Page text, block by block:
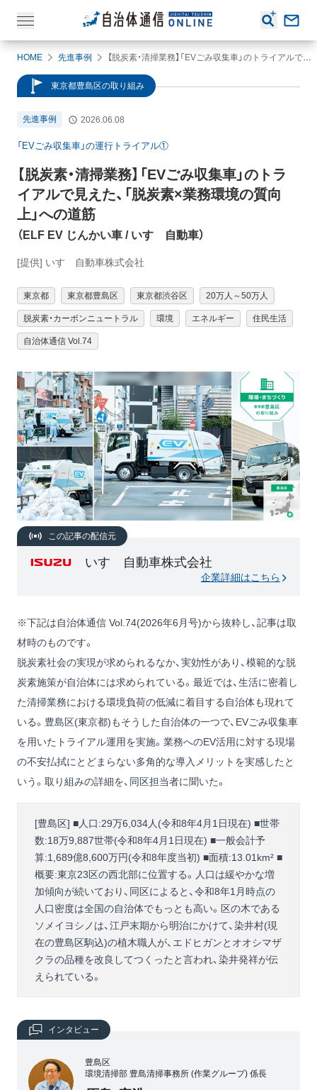
HOME 先進事例 【脱炭素・清掃業務】「EVごみ収集車」のトライアルで見えた、「脱炭素×業務環境の質向上」への道筋（ELF EV じんかい車 / いすゞ自動車）
東京都豊島区の取り組み
先進事例 2026.06.08
「EVごみ収集車」の運行トライアル①
【脱炭素・清掃業務】 「EVごみ収集車」のトラ
イアルで見えた、「脱炭素×業務環境の質向
上」への道筋
（ ELF EV じんかい車 / いすゞ自動車）
[提供] いすゞ自動車株式会社
東京都 東京都豊島区 東京都渋谷区 20万人～50万人
脱炭素・カーボンニュートラル 環境 エネルギー 住民生活
自治体通信 Vol.74
この記事の配信元
いすゞ自動車株式会社
企業詳細はこちら
※下記は自治体通信 Vol.74(2026年6月号)から抜粋し、記事は取
材時のものです。
脱炭素社会の実現が求められるなか、実効性があり、模範的な脱
炭素施策が自治体には求められている。最近では、生活に密着し
た清掃業務における環境負荷の低減に着目する自治体も現れて
いる。豊島区(東京都)もそうした自治体の一つで、EVごみ収集車
を用いたトライアル運用を実施。業務へのEV活用に対する現場
の不安払拭にとどまらない多角的な導入メリットを実感したと
いう。取り組みの詳細を、同区担当者に聞いた。
[豊島区] ■人口:29万6,034人(令和8年4月1日現在) ■世帯
数:18万9,887世帯(令和8年4月1日現在) ■一般会計予
算:1,689億8,600万円(令和8年度当初) ■面積:13.01km² ■
概要:東京23区の西北部に位置する。人口は緩やかな増
加傾向が続いており、同区によると、令和8年1月時点の
人口密度は全国の自治体でもっとも高い。区の木である
ソメイヨシノは、江戸末期から明治にかけて、染井村(現
在の豊島区駒込)の植木職人が、エドヒガンとオオシマザ
クラの品種を改良してつくったと言われ、染井発祥が伝
えられている。
インタビュー
豊島区
環境清掃部 豊島清掃事務所 (作業グループ) 係長